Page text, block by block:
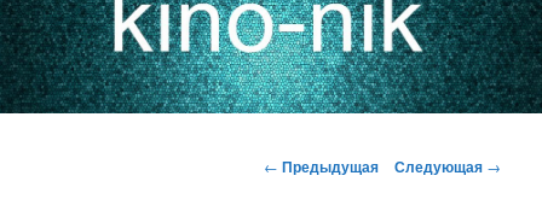
Навигация
← Предыдущая Следующая →